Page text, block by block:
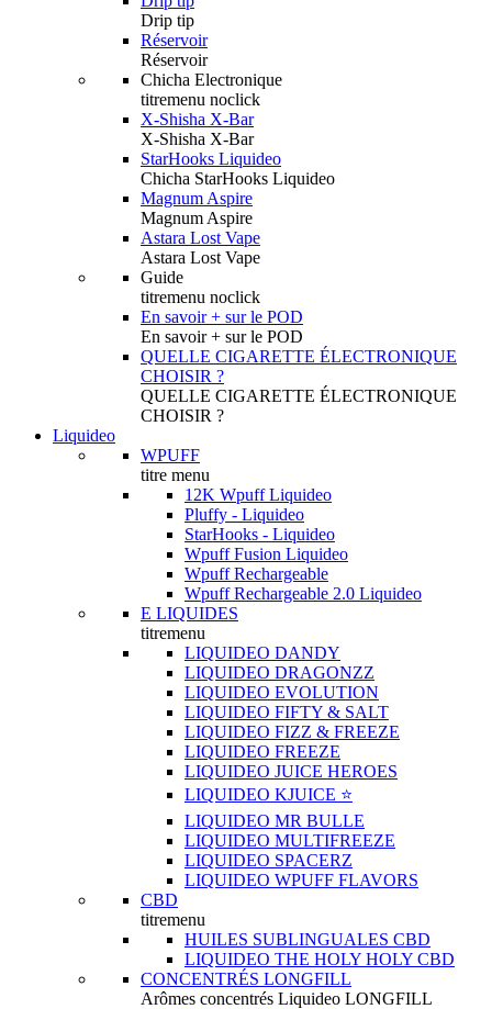
Drip tip
Réservoir
Réservoir
Chicha Electronique
titremenu noclick
X-Shisha X-Bar
X-Shisha X-Bar
StarHooks Liquideo
Chicha StarHooks Liquideo
Magnum Aspire
Magnum Aspire
Astara Lost Vape
Astara Lost Vape
Guide
titremenu noclick
En savoir + sur le POD
En savoir + sur le POD
QUELLE CIGARETTE ÉLECTRONIQUE
CHOISIR ?
QUELLE CIGARETTE ÉLECTRONIQUE
CHOISIR ?
Liquideo
WPUFF
titre menu
12K Wpuff Liquideo
Pluffy - Liquideo
StarHooks - Liquideo
Wpuff Fusion Liquideo
Wpuff Rechargeable
Wpuff Rechargeable 2.0 Liquideo
E LIQUIDES
titremenu
LIQUIDEO DANDY
LIQUIDEO DRAGONZZ
LIQUIDEO EVOLUTION
LIQUIDEO FIFTY & SALT
LIQUIDEO FIZZ & FREEZE
LIQUIDEO FREEZE
LIQUIDEO JUICE HEROES
LIQUIDEO KJUICE ⭐️
LIQUIDEO MR BULLE
LIQUIDEO MULTIFREEZE
LIQUIDEO SPACERZ
LIQUIDEO WPUFF FLAVORS
CBD
titremenu
HUILES SUBLINGUALES CBD
LIQUIDEO THE HOLY HOLY CBD
CONCENTRÉS LONGFILL
Arômes concentrés Liquideo LONGFILL